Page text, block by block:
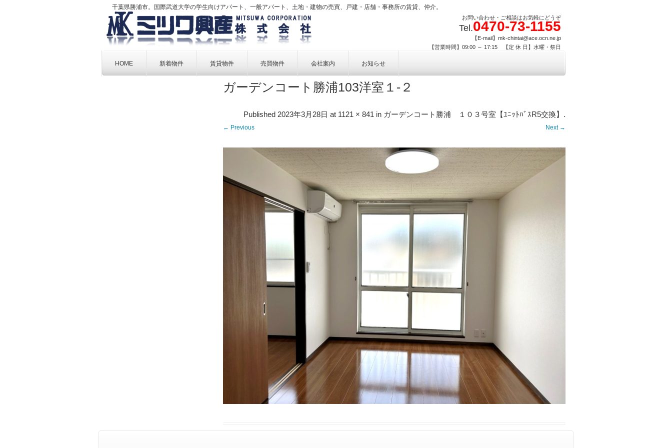
千葉県勝浦市。国際武道大学の学生向けアパート、一般アパート、土地・建物の売買、戸建・店舗・事務所の賃貸、仲介。
お問い合わせ・ご相談はお気軽にどうぞ
Tel.0470-73-1155
【E-mail】mk-chintai@ace.ocn.ne.jp
【営業時間】09:00 ～ 17:15 【定 休 日】水曜・祭日
contentHOME 新着物件 賃貸物件
賃貸物件一覧
売買物件
売買物件一覧
会社案内
事業内容
お問い合せ
お知らせ
ガーデンコート勝浦103洋室１-２
Published 2023年3月28日 at 1121 × 841 in ガーデンコート勝浦 １０３号室【ﾕﾆｯﾄﾊﾞｽR5交換】 .
← Previous Next →